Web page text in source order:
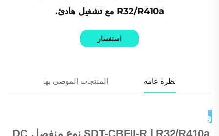
R32/R410a مع تشغيل هادئ.
استفسار
نظرة عامة المنتجات الموصى بها
وصف المنتج